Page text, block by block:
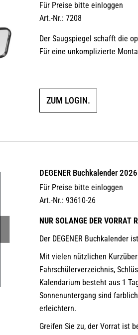
Für Preise bitte einloggen
Art.-Nr.: 7208
Der Saugspiegel schafft die
Für eine unkomplizierte
ZUM LOGIN.
DEGENER Buchkalender 2026
Für Preise bitte einloggen
Art.-Nr.: 93610-26
NUR SOLANGE DER VORRAT
Der DEGENER Buchkalender
Mit vielen nützlichen
Fahrschülerverzeichnis,
Kalendarium besteht aus 1
Sonnenuntergang sind
erleichtern.
Greifen Sie zu, der Vorrat ist